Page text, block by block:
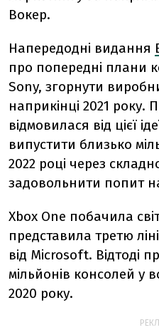
Вокер.
Напередодні видання
про попередні плани
Sony, згорнути
наприкінці 2021 року.
відмовилася від цієї
випустити близько
2022 році через
задовольнити попит
Xbox One побачила світ
представила третю
від Microsoft. Відтоді
мільйонів консолей у
2020 року.